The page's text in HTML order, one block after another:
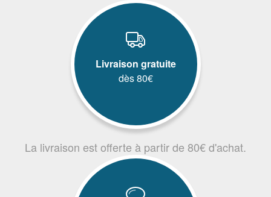
Livraison gratuite
dès 80€
La livraison est offerte à partir de 80€ d'achat.